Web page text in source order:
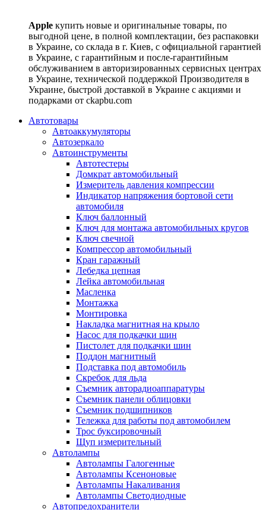
Apple купить новые и оригинальные товары, по
выгодной цене, в полной комплектации, без распаковки
в Украине, со склада в г. Киев, с официальной гарантией
в Украине, с гарантийным и после-гарантийным
обслуживанием в авторизированных сервисных центрах
в Украине, технической поддержкой Производителя в
Украине, быстрой доставкой в Украине с акциями и
подарками от ckapbu.com
Автотовары
Автоаккумуляторы
Автозеркало
Автоинструменты
Автотестеры
Домкрат автомобильный
Измеритель давления компрессии
Индикатор напряжения бортовой сети
автомобиля
Ключ баллонный
Ключ для монтажа автомобильных кругов
Ключ свечной
Компрессор автомобильный
Кран гаражный
Лебедка цепная
Лейка автомобильная
Масленка
Монтажка
Монтировка
Накладка магнитная на крыло
Насос для подкачки шин
Пистолет для подкачки шин
Поддон магнитный
Подставка под автомобиль
Скребок для льда
Съемник авторадиоаппаратуры
Съемник панели облицовки
Съемник подшипников
Тележка для работы под автомобилем
Трос буксировочный
Щуп измерительный
Автолампы
Автолампы Галогенные
Автолампы Ксеноновые
Автолампы Накаливания
Автолампы Светодиодные
Автопредохранители